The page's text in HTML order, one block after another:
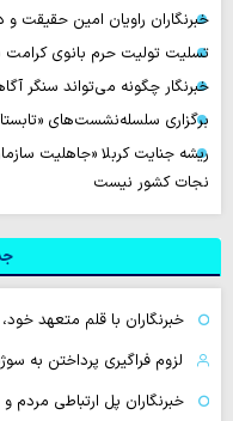
خبرنگاران راویان امین حقیقت و
تسلیت تولیت حرم بانوی کرامت
خبرنگار چگونه می‌تواند سنگر
برگزاری سلسله‌نشست‌های
ریشه جنایت کربلا «جاهلیت
نجات کشور نیست
خبرنگاران با قلم متعهد
لزوم فراگیری پرداختن به
خبرنگاران پل ارتباطی